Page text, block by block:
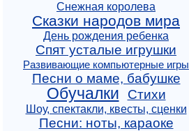
Снежная королева
Сказки народов мира
День рождения ребенка
Спят усталые игрушки
Развивающие компьютерные игры
Песни о маме, бабушке
Обучалки Стихи
Шоу, спектакли, квесты, сценки
Песни: ноты, караоке